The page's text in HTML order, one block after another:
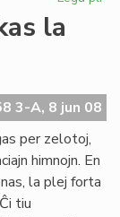
la
3-A, 8 jun 08
per zelotoj,
himnojn. En
la plej forta
tiu